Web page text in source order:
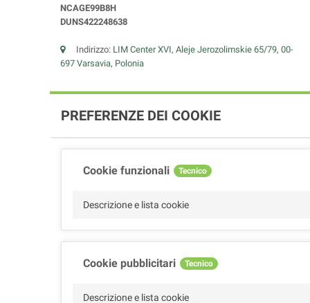
NCAGE99B8H
DUNS422248638
Indirizzo: LIM Center XVI, Aleje Jerozolimskie 65/79, 00-
697 Varsavia, Polonia
PREFERENZE DEI COOKIE
Cookie funzionali Tecnico
Descrizione e lista cookie
Cookie pubblicitari Tecnico
Descrizione e lista cookie